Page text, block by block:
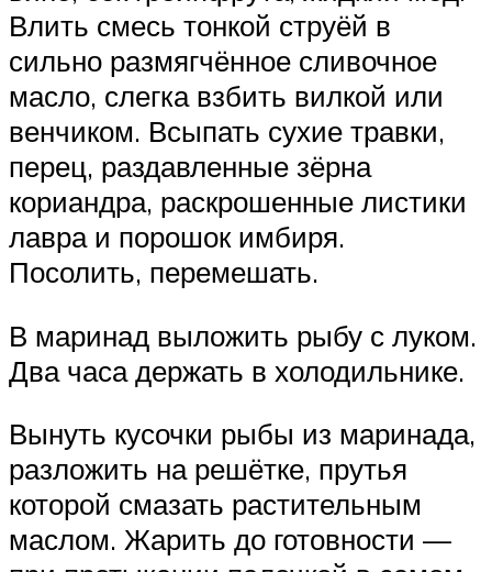
Влить смесь тонкой струёй в
сильно размягчённое сливочное
масло, слегка взбить вилкой или
венчиком. Всыпать сухие травки,
перец, раздавленные зёрна
кориандра, раскрошенные листики
лавра и порошок имбиря.
Посолить, перемешать.
В маринад выложить рыбу с луком.
Два часа держать в холодильнике.
Вынуть кусочки рыбы из маринада,
разложить на решётке, прутья
которой смазать растительным
маслом. Жарить до готовности —